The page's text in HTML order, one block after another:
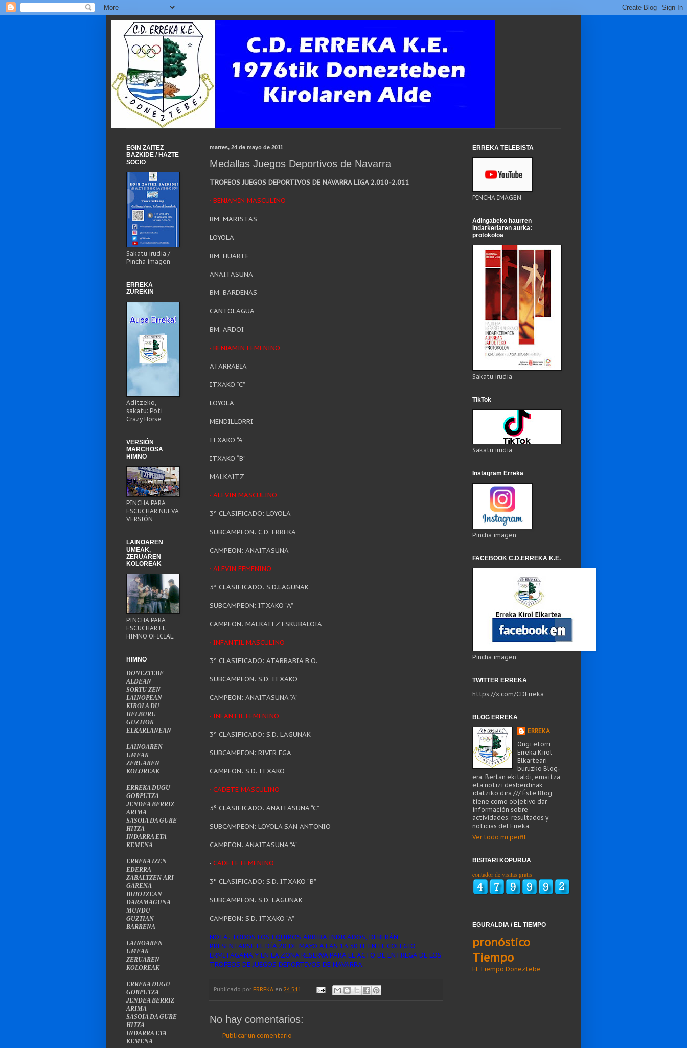
martes, 24 de mayo de 2011
Medallas Juegos Deportivos de Navarra
TROFEOS JUEGOS DEPORTIVOS DE NAVARRA LIGA 2.010-2.011
· BENJAMIN MASCULINO
BM. MARISTAS
LOYOLA
BM. HUARTE
ANAITASUNA
BM. BARDENAS
CANTOLAGUA
BM. ARDOI
· BENJAMIN FEMENINO
ATARRABIA
ITXAKO “C”
LOYOLA
MENDILLORRI
ITXAKO “A”
ITXAKO “B”
MALKAITZ
· ALEVIN MASCULINO
3ª CLASIFICADO: LOYOLA
SUBCAMPEON: C.D. ERREKA
CAMPEON: ANAITASUNA
· ALEVIN FEMENINO
3ª CLASIFICADO: S.D.LAGUNAK
SUBCAMPEON: ITXAKO “A”
CAMPEON: MALKAITZ ESKUBALOIA
· INFANTIL MASCULINO
3ª CLASIFICADO: ATARRABIA B.O.
SUBCAMPEON: S.D. ITXAKO
CAMPEON: ANAITASUNA “A”
· INFANTIL FEMENINO
3ª CLASIFICADO: S.D. LAGUNAK
SUBCAMPEON: RIVER EGA
CAMPEON: S.D. ITXAKO
· CADETE MASCULINO
3º CLASIFICADO: ANAITASUNA “C”
SUBCAMPEON: LOYOLA SAN ANTONIO
CAMPEON: ANAITASUNA “A”
· CADETE FEMENINO
3º CLASIFICADO: S.D. ITXAKO “B”
SUBCAMPEON: S.D. LAGUNAK
CAMPEON: S.D. ITXAKO “A”
NOTA: TODOS LOS EQUIPOS ARRIBA INDICADOS, DEBERÁN
PRESENTARSE ELDÍA 28 DE MAYO A LAS 13,30 H. EN EL COLEGIO
ERMITAGAÑA Y EN LA ZONARESERVA PARA EL ACTO DE ENTREGA DE LOS
TROFEOS DE JUEGOS DEPORTIVOS DE NAVARRA.
Publicado por ERREKA en 24.5.11
No hay comentarios:
Publicar un comentario
EGIN ZAITEZ
BAZKIDE / HAZTE
SOCIO
Sakatu irudia /
Pincha imagen
ERREKA
ZUREKIN
Aditzeko,
sakatu: Poti
Crazy Horse
VERSIÓN
MARCHOSA
HIMNO
PINCHA PARA
ESCUCHAR NUEVA
VERSIÓN
LAINOAREN
UMEAK,
ZERUAREN
KOLOREAK
PINCHA PARA
ESCUCHAR EL
HIMNO OFICIAL
HIMNO
DONEZTEBE
ALDEAN
SORTU ZEN
LAINOPEAN
KIROLA DU
HELBURU
GUZTIOK
ELKARLANEAN
LAINOAREN
UMEAK
ZERUAREN
KOLOREAK
ERREKA DUGU
GORPUTZA
JENDEA BERRIZ
ARIMA
SASOIA DA GURE
HITZA
INDARRA ETA
KEMENA
ERREKA IZEN
EDERRA
ZABALTZEN ARI
GARENA
BIHOTZEAN
DARAMAGUNA
MUNDU
GUZTIAN
BARRENA
LAINOAREN
UMEAK
ZERUAREN
KOLOREAK
ERREKA DUGU
GORPUTZA
JENDEA BERRIZ
ARIMA
SASOIA DA GURE
HITZA
INDARRA ETA
KEMENA
ERREKA TELEBISTA
PINCHA IMAGEN
Adingabeko haurren
indarkeriaren aurka:
protokoloa
Sakatu irudia
TikTok
Sakatu irudia
Instagram Erreka
Pincha imagen
FACEBOOK C.D.ERREKA K.E.
Pincha imagen
TWITTER ERREKA
https://x.com/CDErreka
BLOG ERREKA
ERREKA
Ongi etorri
Erreka Kirol
Elkarteari
buruzko Blog-
era. Bertan ekitaldi, emaitza
eta notizi desberdinak
idatziko dira /// Éste Blog
tiene como objetivo dar
información sobre
actividades, resultados y
noticias del Erreka.
Ver todo mi perfil
BISITARI KOPURUA
contador de visitas gratis
EGURALDIA / EL TIEMPO
pronóstico
Tiempo
El Tiempo Doneztebe